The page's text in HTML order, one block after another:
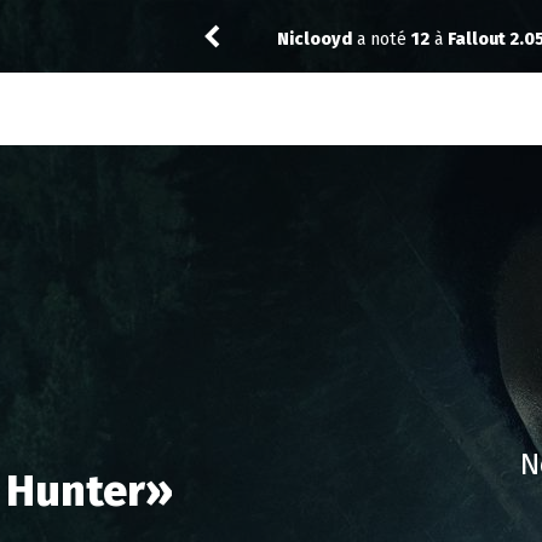
Vic24a noté12àThe Best
»